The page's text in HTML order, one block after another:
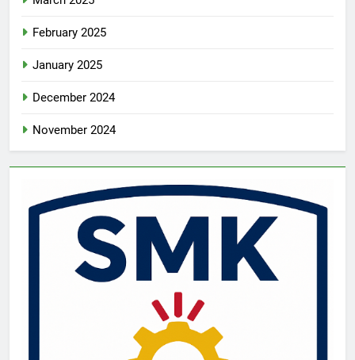
February 2025
January 2025
December 2024
November 2024